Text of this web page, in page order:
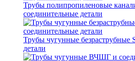
Трубы полипропиленовые
соединительные детали
Трубы чугунные безраструбные
детали